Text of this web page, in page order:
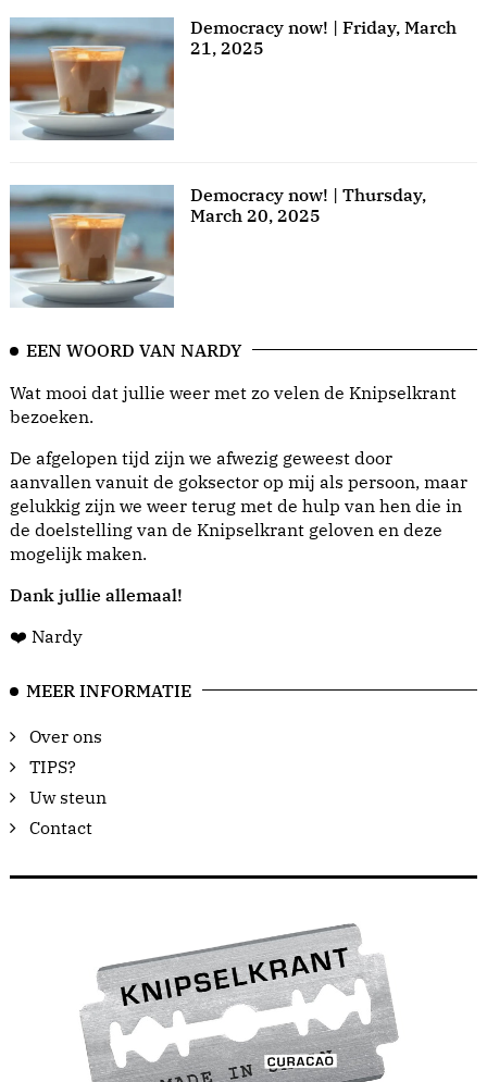
Democracy now! | Friday, March
21, 2025
Democracy now! | Thursday,
March 20, 2025
EEN WOORD VAN NARDY
Wat mooi dat jullie weer met zo velen de Knipselkrant
bezoeken.
De afgelopen tijd zijn we afwezig geweest door
aanvallen vanuit de goksector op mij als persoon, maar
gelukkig zijn we weer terug met de hulp van hen die in
de doelstelling van de Knipselkrant geloven en deze
mogelijk maken.
Dank jullie allemaal!
❤️ Nardy
MEER INFORMATIE
Over ons
TIPS?
Uw steun
Contact